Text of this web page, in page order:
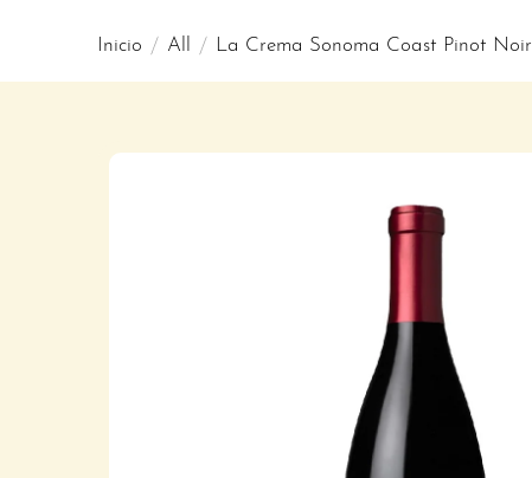
Inicio All La Crema Sonoma Coast Pinot Noir